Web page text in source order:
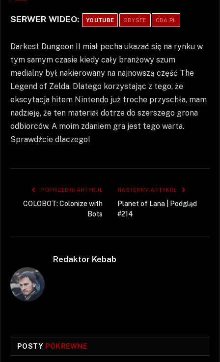
SERWER WIDEO: YOUTUBE ODYSEE CDA.PL
Darkest Dungeon II miał pecha ukazać się na rynku w
tym samym czasie kiedy cały branżowy szum
medialny był nakierowany na najnowszą część The
Legend of Zelda. Dlatego korzystając z tego, że
ekscytacja hitem Nintendo już troche przyschła, mam
nadzieję, że ten materiał dotrze do szerszego grona
odbiorców. A moim zdaniem gra jest tego warta.
Sprawdźcie dlaczego!
POPRZEDNI ARTYKUŁ
COLOBOT: Colonize with
Bots
NASTĘPNY ARTYKUŁ
Planet of Lana | Podgląd
#214
Redaktor Kebab
POSTY POKREWNE